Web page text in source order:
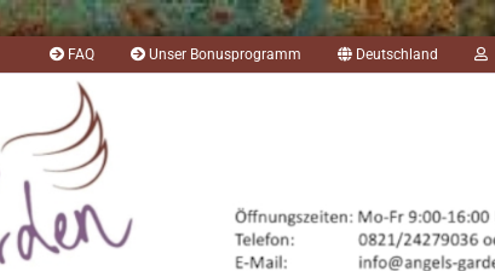
FAQ Unser Bonusprogramm Deutschland